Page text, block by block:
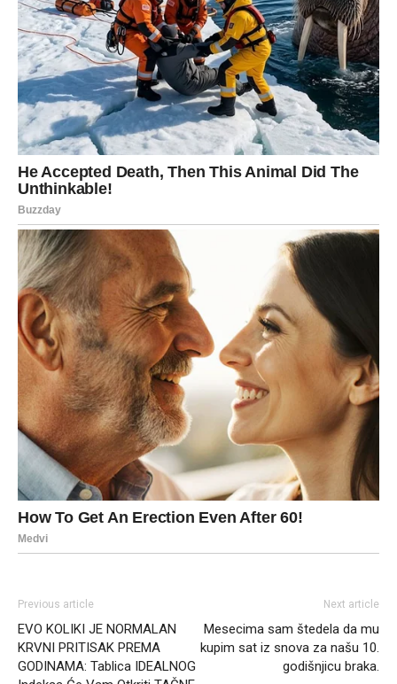
Previous article
EVO KOLIKI JE NORMALAN
KRVNI PRITISAK PREMA
GODINAMA: Tablica IDEALNOG
Next article
Mesecima sam štedela da mu
kupim sat iz snova za našu 10.
godišnjicu braka.